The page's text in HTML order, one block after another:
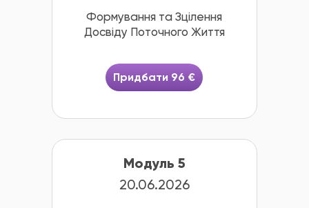
Модуль 5
20.06.2026
Формування та Зцілення
Досвіду Поточного Життя
Придбати 96 €